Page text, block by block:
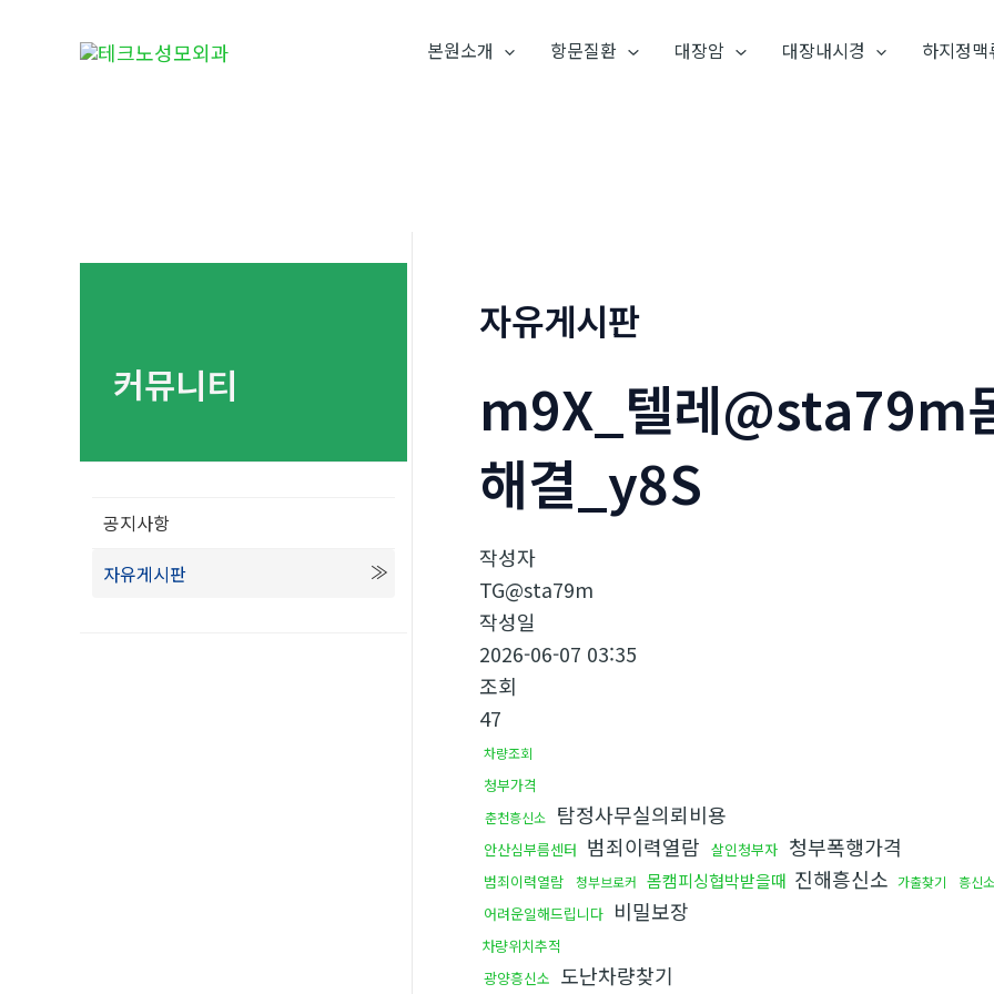
본원소개 항문질환 대장암 대장내시경 하지정맥
커뮤니티
공지사항
자유게시판
자유게시판
m9X_텔레@sta79m
해결_y8S
작성자
TG@sta79m
작성일
2026-06-07 03:35
조회
47
차량조회
청부가격
춘천흥신소 탐정사무실의뢰비용
안산심부름센터 범죄이력열람 살인청부자 청부폭행가격
범죄이력열람 청부브로커 몸캠피싱협박받을때 진해흥신소 가출찾기 흥신
어려운일해드립니다 비밀보장
차량위치추적
광양흥신소 도난차량찾기